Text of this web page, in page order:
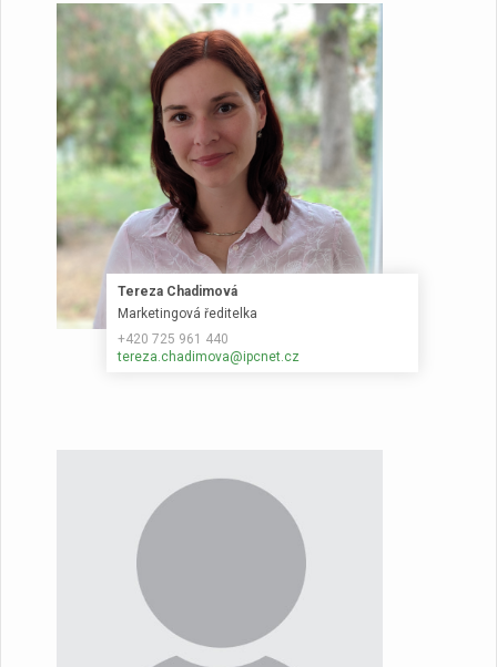
Tereza Chadimová
Marketingová ředitelka
+420 725 961 440
tereza.chadimova@ipcnet.cz